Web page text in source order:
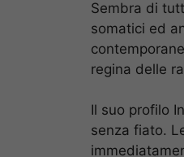
Sembra di
somatici ed
regina delle
Il suo profilo
senza fiato.